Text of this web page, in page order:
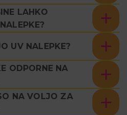
LAHKO
UV NALEPKE?
ODPORNE NA
NA VOLJO ZA